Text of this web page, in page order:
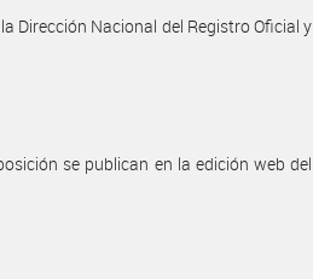
Dirección Nacional del Registro Oficial y
se publican en la edición web del